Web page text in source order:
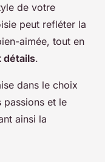
de votre
peut refléter la
aimée, tout en
détails.
dans le choix
passions et le
ainsi la